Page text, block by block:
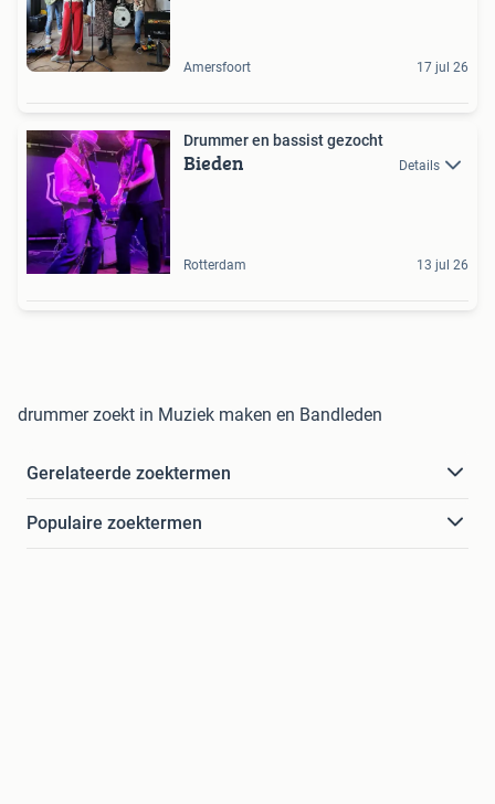
Amersfoort 17 jul 26
Drummer en bassist gezocht
Bieden Details
Rotterdam 13 jul 26
drummer zoekt in Muziek maken en Bandleden
Gerelateerde zoektermen
Populaire zoektermen